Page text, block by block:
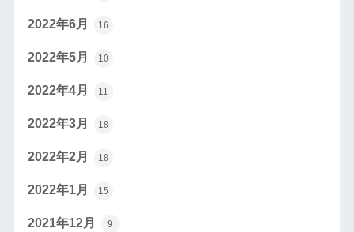
2022年6月 16
2022年5月 10
2022年4月 11
2022年3月 18
2022年2月 18
2022年1月 15
2021年12月 9